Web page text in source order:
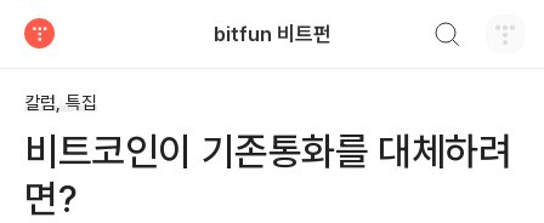
bitfun 비트펀
칼럼, 특집
비트코인이 기존통화를 대체하려
면?